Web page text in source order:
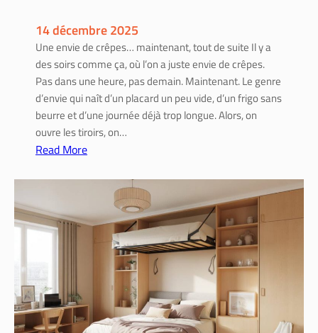
i
e
r
:
c
o
n
s
s
i
c
14 décembre 2025
Une envie de crêpes… maintenant, tout de suite Il y a
des soirs comme ça, où l’on a juste envie de crêpes.
Pas dans une heure, pas demain. Maintenant. Le genre
d’envie qui naît d’un placard un peu vide, d’un frigo sans
beurre et d’une journée déjà trop longue. Alors, on
ouvre les tiroirs, on…
Read More
R
c
r